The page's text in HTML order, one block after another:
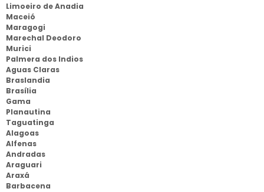
Limoeiro de Anadia
Maceió
Maragogi
Marechal Deodoro
Murici
Palmera dos Indios
Aguas Claras
Braslandia
Brasília
Gama
Planautina
Taguatinga
Alagoas
Alfenas
Andradas
Araguari
Araxá
Barbacena